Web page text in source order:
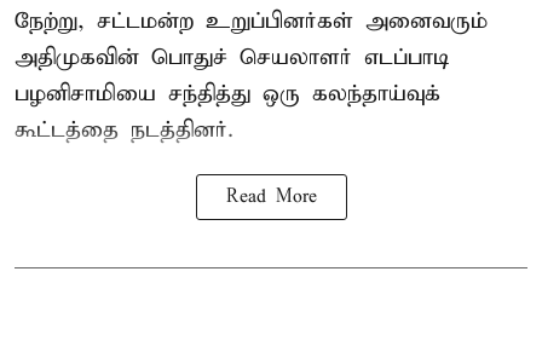
நேற்று, சட்டமன்ற உறுப்பினர்கள் அனைவரும்
அதிமுகவின் பொதுச் செயலாளர் எடப்பாடி
பழனிசாமியை சந்தித்து ஒரு கலந்தாய்வுக்
கூட்டத்தை நடத்தினர்.
Read More